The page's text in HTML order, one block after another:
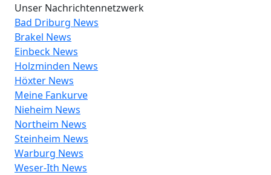
Unser Nachrichtennetzwerk
Bad Driburg News
Brakel News
Einbeck News
Holzminden News
Höxter News
Meine Fankurve
Nieheim News
Northeim News
Steinheim News
Warburg News
Weser-Ith News